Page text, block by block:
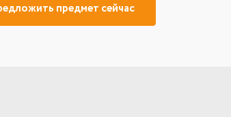
предмет сейчас